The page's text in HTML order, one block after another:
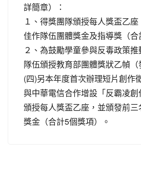
詳簡章）：
１、得獎團隊頒授每人獎盃乙
佳作隊伍團體獎金及指導獎（合
２、為鼓勵學童參與反毒政策
隊伍頒授教育部團體獎狀乙幀（
(四)另本年度首次辦理短片創作
與中華電信合作增設「反霸凌
頒授每人獎盃乙座，並頒發前
獎金（合計5個獎項）。